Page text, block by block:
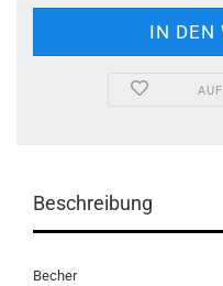
Beschreibung
Becher